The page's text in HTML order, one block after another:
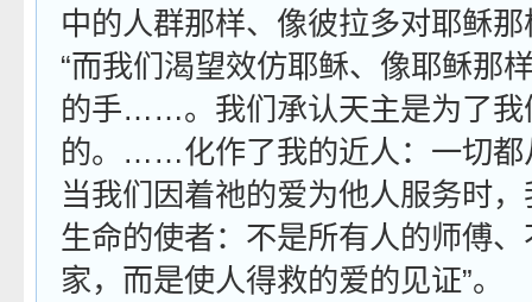
中的人群那样、像彼拉多对耶稣那
“而我们渴望效仿耶稣、像耶稣那
的手……。我们承认天主是为了我
的。……化作了我的近人：一切都
当我们因着祂的爱为他人服务时
生命的使者：不是所有人的师傅
家，而是使人得救的爱的见证”。